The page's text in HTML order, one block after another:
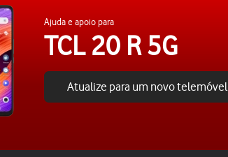
Ajuda e apoio para
TCL 20 R 5G
Atualize para um novo telemóvel